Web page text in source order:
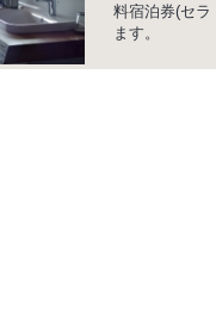
料宿泊券(セラ
ます。